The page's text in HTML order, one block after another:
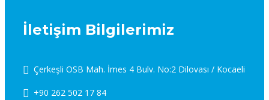
İletişim Bilgilerimiz
Çerkeşli OSB Mah. İmes 4 Bulv. No:2 Dilovası / Kocaeli
+90 262 502 17 84